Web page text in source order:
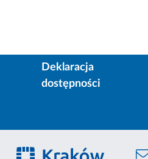
Deklaracja
dostępności